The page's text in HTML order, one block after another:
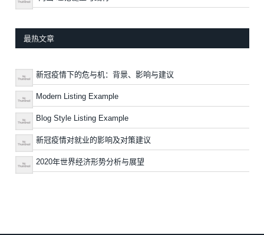
最热文章
新冠疫情下的危与机：背景、影响与建议
Modern Listing Example
Blog Style Listing Example
新冠疫情对就业的影响及对策建议
2020年世界经济形势分析与展望